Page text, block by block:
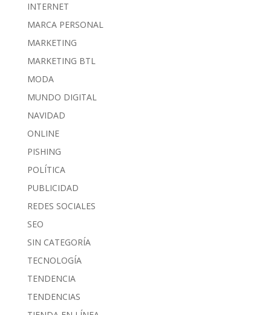
INTERNET
MARCA PERSONAL
MARKETING
MARKETING BTL
MODA
MUNDO DIGITAL
NAVIDAD
ONLINE
PISHING
POLÍTICA
PUBLICIDAD
REDES SOCIALES
SEO
SIN CATEGORÍA
TECNOLOGÍA
TENDENCIA
TENDENCIAS